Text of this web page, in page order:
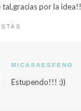
tal,gracias por la idea!!
MICASAESFENG
Estupendo!!! :))